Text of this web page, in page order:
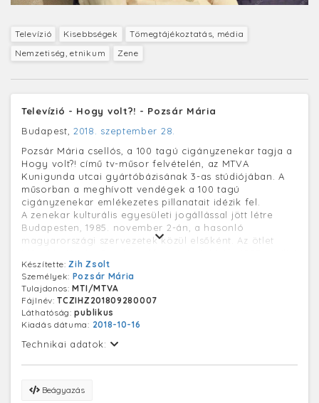
Televízió Kisebbségek
Tömegtájékoztatás, média
Nemzetiség, etnikum
Zene
Televízió - Hogy volt?! - Pozsár Mária
Budapest, 2018. szeptember 28.
Pozsár Mária csellós, a 100 tagú cigányzenekar tagja a
Hogy volt?! című tv-műsor felvételén, az MTVA
Kunigunda utcai gyártóbázisának 3-as stúdiójában. A
műsorban a meghívott vendégek a 100 tagú
cigányzenekar emlékezetes pillanatait idézik fel.
A zenekar kulturális egyesületi jogállással jött létre
Budapesten, 1985. november 2-án, a hasonló
magyarországi szervezetek közül elsőként. Az ötlet
temetésén fogant meg, mikor az elhunyt tiszteletére
egy több száz fős alkalmi zenekar állt össze, hogy
végső útjára kísérje.
Készítette:Zih Zsolt
Személyek: Pozsár Mária
Tulajdonos:MTI/MTVA
Fájlnév:TCZIHZ201809280007
Láthatóság:publikus
Kiadás dátuma: 2018-10-16
Technikai adatok:
Beágyazás